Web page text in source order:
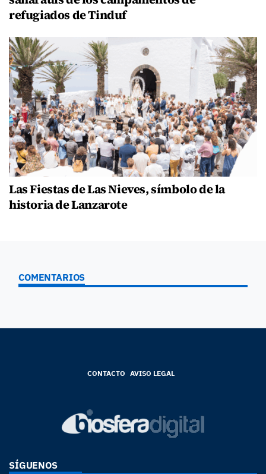
refugiados de Tinduf
Las Fiestas de Las Nieves, símbolo de la
historia de Lanzarote
COMENTARIOS
CONTACTO AVISO LEGAL
SÍGUENOS